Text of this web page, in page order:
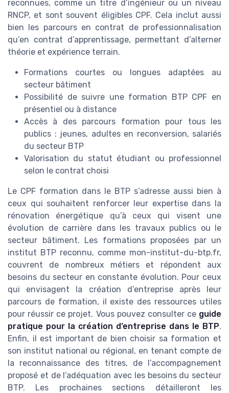
reconnues, comme un titre d’ingénieur ou un niveau
RNCP, et sont souvent éligibles CPF. Cela inclut aussi
bien les parcours en contrat de professionnalisation
qu’en contrat d’apprentissage, permettant d’alterner
théorie et expérience terrain.
Formations courtes ou longues adaptées au
secteur bâtiment
Possibilité de suivre une formation BTP CPF en
présentiel ou à distance
Accès à des parcours formation pour tous les
publics : jeunes, adultes en reconversion, salariés
du secteur BTP
Valorisation du statut étudiant ou professionnel
selon le contrat choisi
Le CPF formation dans le BTP s’adresse aussi bien à
ceux qui souhaitent renforcer leur expertise dans la
rénovation énergétique qu’à ceux qui visent une
évolution de carrière dans les travaux publics ou le
secteur bâtiment. Les formations proposées par un
institut BTP reconnu, comme mon-institut-du-btp.fr,
couvrent de nombreux métiers et répondent aux
besoins du secteur en constante évolution. Pour ceux
qui envisagent la création d’entreprise après leur
parcours de formation, il existe des ressources utiles
pour réussir ce projet. Vous pouvez consulter ce guide
pratique pour la création d’entreprise dans le BTP.
Enfin, il est important de bien choisir sa formation et
son institut national ou régional, en tenant compte de
la reconnaissance des titres, de l’accompagnement
proposé et de l’adéquation avec les besoins du secteur
BTP. Les prochaines sections détailleront les